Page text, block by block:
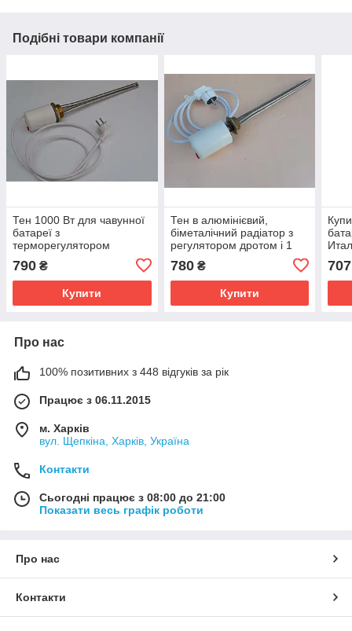
Подібні товари компанії
Тен 1000 Вт для чавунної
батареї з
терморегулятором
790 ₴
Купити
Тен в алюмінієвий,
біметалічний радіатор з
регулятором дротом і 1
780₴
Купити
707
Про нас
100% позитивних з 448 відгуків за рік
Працює з 06.11.2015
м. Харків
вул. Щепкіна, Харків, Україна
Контакти
Сьогодні працює з 08:00 до 21:00
Показати весь графік роботи
Про нас
Контакти